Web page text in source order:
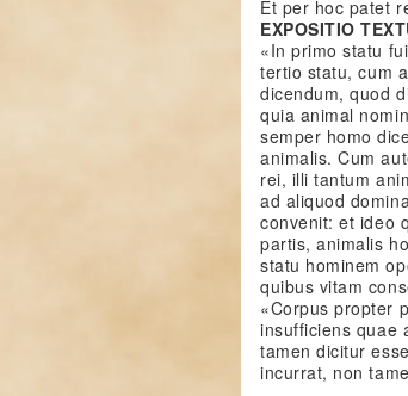
Et per hoc patet
EXPOSITIO
«In primo statu
tertio statu, cum
dicendum, quod
quia animal
semper homo
animalis. Cum
rei, illi tantum
ad aliquod
convenit: et ideo
partis, animalis
statu hominem
quibus vitam
«Corpus propter
insufficiens quae
tamen dicitur
incurrat, non